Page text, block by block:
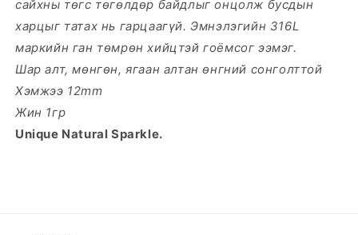
сайхны төгс төгөлдөр байдлыг онцолж бусдын
харцыг татах нь гарцаагүй. Эмнэлэгийн 316L
маркийн ган төмрөн хийцтэй гоёмсог ээмэг.
Шар алт, мөнгөн, ягаан алтан өнгний сонголттой
Хэмжээ 12mm
Жин 1гр
Unique Natural Sparkle.